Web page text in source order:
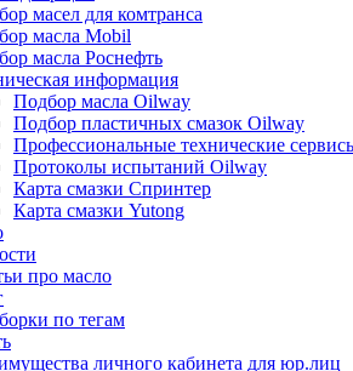
масел для комтранса
масла Mobil
масла Роснефть
информация
Подбор масла Oilway
Подбор пластичных смазок Oilway
Профессиональные технические
Протоколы испытаний Oilway
Карта смазки Спринтер
Карта смазки Yutong
про масло
по тегам
личного кабинета для юр.лиц